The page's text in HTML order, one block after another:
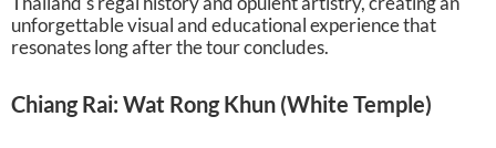
unforgettable visual and educational experience that
resonates long after the tour concludes.
Chiang Rai: Wat Rong Khun (White Temple)